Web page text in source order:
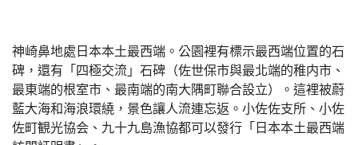
神崎鼻地處日本本土最西端。公園裡有標示最西端位置的石
碑，還有「四極交流」石碑（佐世保市與最北端的稚内市、
最東端的根室市、最南端的南大隅町聯合設立）。這裡被蔚
藍大海和海浪環繞，景色讓人流連忘返。小佐佐支所、小佐
佐町観光協会、九十九島漁協都可以發行「日本本土最西端